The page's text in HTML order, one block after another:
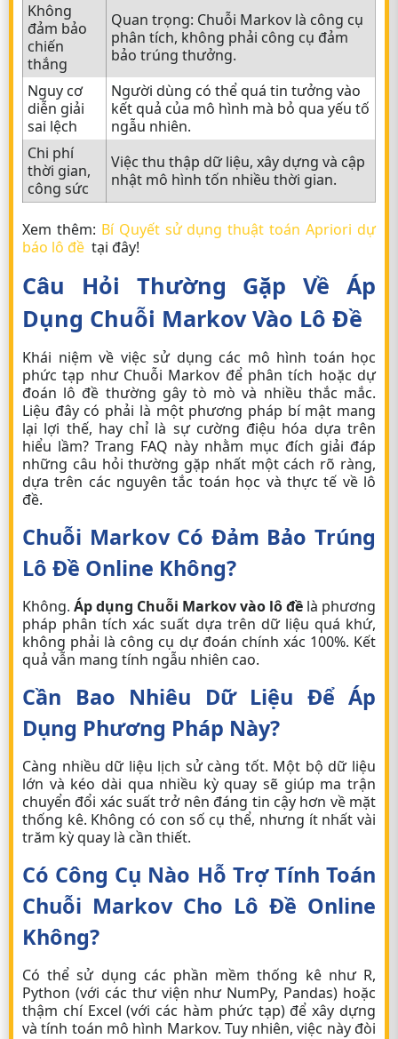
Không
đảm bảo
chiến
thắng
Quan trọng: Chuỗi Markov là công cụ
phân tích, không phải công cụ đảm
bảo trúng thưởng.
Nguy cơ
diễn giải
sai lệch
Người dùng có thể quá tin tưởng vào
kết quả của mô hình mà bỏ qua yếu tố
ngẫu nhiên.
Chi phí
thời gian,
công sức
Việc thu thập dữ liệu, xây dựng và cập
nhật mô hình tốn nhiều thời gian.
Xem thêm: Bí Quyết sử dụng thuật toán Apriori dự
báo lô đề tại đây!
Câu Hỏi Thường Gặp Về Áp
Dụng Chuỗi Markov Vào Lô Đề
Khái niệm về việc sử dụng các mô hình toán học
phức tạp như Chuỗi Markov để phân tích hoặc dự
đoán lô đề thường gây tò mò và nhiều thắc mắc.
Liệu đây có phải là một phương pháp bí mật mang
lại lợi thế, hay chỉ là sự cường điệu hóa dựa trên
hiểu lầm? Trang FAQ này nhằm mục đích giải đáp
những câu hỏi thường gặp nhất một cách rõ ràng,
dựa trên các nguyên tắc toán học và thực tế về lô
đề.
Chuỗi Markov Có Đảm Bảo Trúng
Lô Đề Online Không?
Không. Áp dụng Chuỗi Markov vào lô đề là phương
pháp phân tích xác suất dựa trên dữ liệu quá khứ,
không phải là công cụ dự đoán chính xác 100%. Kết
quả vẫn mang tính ngẫu nhiên cao.
Cần Bao Nhiêu Dữ Liệu Để Áp
Dụng Phương Pháp Này?
Càng nhiều dữ liệu lịch sử càng tốt. Một bộ dữ liệu
lớn và kéo dài qua nhiều kỳ quay sẽ giúp ma trận
chuyển đổi xác suất trở nên đáng tin cậy hơn về mặt
thống kê. Không có con số cụ thể, nhưng ít nhất vài
trăm kỳ quay là cần thiết.
Có Công Cụ Nào Hỗ Trợ Tính Toán
Chuỗi Markov Cho Lô Đề Online
Không?
Có thể sử dụng các phần mềm thống kê như R,
Python (với các thư viện như NumPy, Pandas) hoặc
thậm chí Excel (với các hàm phức tạp) để xây dựng
và tính toán mô hình Markov. Tuy nhiên, việc này đòi